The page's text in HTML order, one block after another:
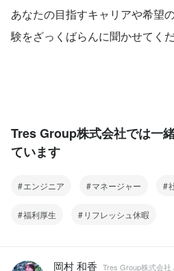
あなたの目指すキャリアや希望
験をざっくばらんに聞かせてく
Tres Group株式会社では一
ています
エンジニア マネージャー
福利厚生 リフレッシュ休暇
岡村 和香 Tres Group株式会社